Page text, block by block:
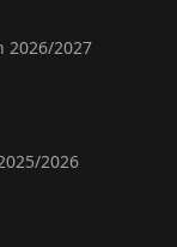
2026/2027
2026